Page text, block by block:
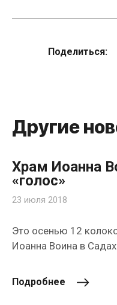
Поделиться:
Другие
Храм Иоанна
«голос»
23 июля 2018
Это осенью 12
Иоанна Воина в
Подробнее